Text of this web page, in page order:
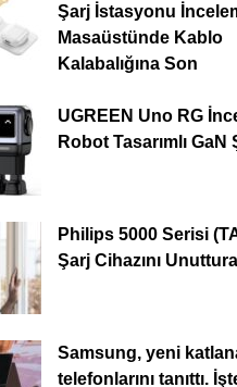
Şarj İstasyonu
Masaüstünde Kablo
Kalabalığına Son
UGREEN Uno RG
Robot Tasarımlı GaN
Philips 5000 Serisi
Şarj Cihazını
Samsung, yeni
telefonlarını tanıttı.